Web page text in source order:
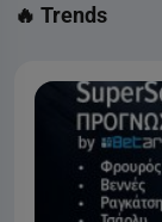
🔥 Trends